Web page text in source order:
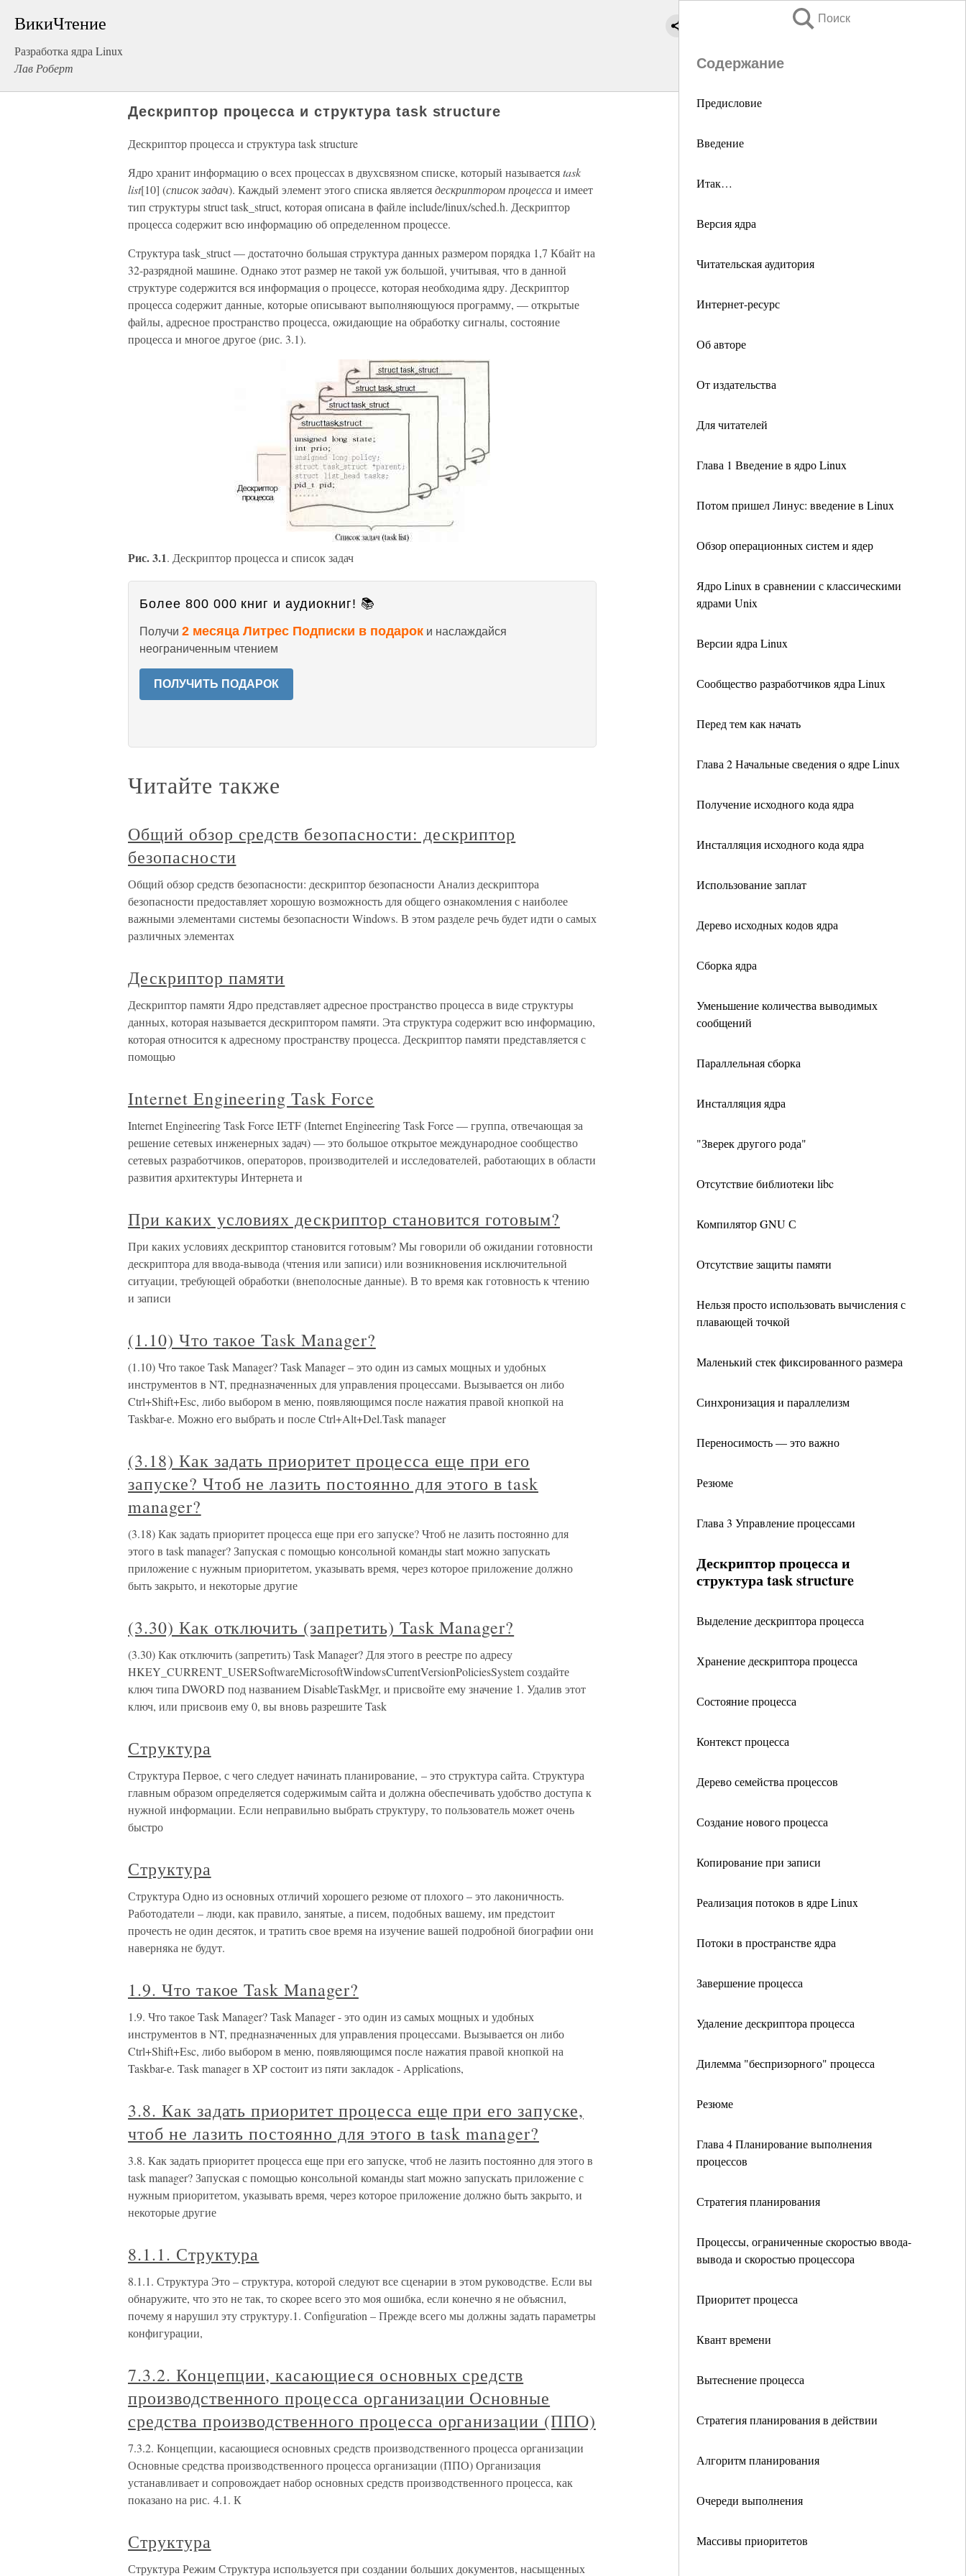
ВикиЧтение
Разработка ядра Linux
Лав Роберт
Поиск
Содержание
Предисловие
Введение
Итак…
Версия ядра
Читательская аудитория
Интернет-ресурс
Об авторе
От издательства
Для читателей
Глава 1 Введение в ядро Linux
Потом пришел Линус: введение в Linux
Обзор операционных систем и ядер
Ядро Linux в сравнении с классическими
ядрами Unix
Версии ядра Linux
Сообщество разработчиков ядра Linux
Перед тем как начать
Глава 2 Начальные сведения о ядре Linux
Получение исходного кода ядра
Инсталляция исходного кода ядра
Использование заплат
Дерево исходных кодов ядра
Сборка ядра
Уменьшение количества выводимых
сообщений
Параллельная сборка
Инсталляция ядра
"Зверек другого рода"
Отсутствие библиотеки libc
Компилятор GNU С
Отсутствие защиты памяти
Нельзя просто использовать вычисления с
плавающей точкой
Маленький стек фиксированного размера
Синхронизация и параллелизм
Переносимость — это важно
Резюме
Глава 3 Управление процессами
Дескриптор процесса и
структура task structure
Выделение дескриптора процесса
Хранение дескриптора процесса
Состояние процесса
Контекст процесса
Дерево семейства процессов
Создание нового процесса
Копирование при записи
Реализация потоков в ядре Linux
Потоки в пространстве ядра
Завершение процесса
Удаление дескриптора процесса
Дилемма "беспризорного" процесса
Резюме
Глава 4 Планирование выполнения
процессов
Стратегия планирования
Процессы, ограниченные скоростью ввода-
вывода и скоростью процессора
Приоритет процесса
Квант времени
Вытеснение процесса
Стратегия планирования в действии
Алгоритм планирования
Очереди выполнения
Массивы приоритетов
Дескриптор процесса и структура task structure
Дескриптор процесса и структура task structure
Ядро хранит информацию о всех процессах в двухсвязном списке, который называетсяtask
list[10] (список задач). Каждый элемент этого списка являетсядескриптором процессаи имеет
тип структуры struct task_struct, которая описана в файле include/linux/sched.h. Дескриптор
процесса содержит всю информацию об определенном процессе.
Структура task_struct — достаточно большая структура данных размером порядка 1,7 Кбайт на
32-разрядной машине. Однако этот размер не такой уж большой, учитывая, что в данной
структуре содержится вся информация о процессе, которая необходима ядру. Дескриптор
процесса содержит данные, которые описывают выполняющуюся программу, — открытые
файлы, адресное пространство процесса, ожидающие на обработку сигналы, состояние
процесса и многое другое (рис. 3.1).
Рис. 3.1. Дескриптор процесса и список задач
Более 800 000 книг и аудиокниг! 📚
Получи 2 месяца Литрес Подписки в подарок и наслаждайся
неограниченным чтением
ПОЛУЧИТЬ ПОДАРОК
Читайте также
Общий обзор средств безопасности: дескриптор
безопасности
Общий обзор средств безопасности: дескриптор безопасности Анализ дескриптора
безопасности предоставляет хорошую возможность для общего ознакомления с наиболее
важными элементами системы безопасности Windows. В этом разделе речь будет идти о самых
различных элементах
Дескриптор памяти
Дескриптор памяти Ядро представляет адресное пространство процесса в виде структуры
данных, которая называется дескриптором памяти. Эта структура содержит всю информацию,
которая относится к адресному пространству процесса. Дескриптор памяти представляется с
помощью
Internet Engineering Task Force
Internet Engineering Task Force IETF (Internet Engineering Task Force — группа, отвечающая за
решение сетевых инженерных задач) — это большое открытое международное сообщество
сетевых разработчиков, операторов, производителей и исследователей, работающих в области
развития архитектуры Интернета и
При каких условиях дескриптор становится готовым?
При каких условиях дескриптор становится готовым? Мы говорили об ожидании готовности
дескриптора для ввода-вывода (чтения или записи) или возникновения исключительной
ситуации, требующей обработки (внеполосные данные). В то время как готовность к чтению
и записи
(1.10) Что такое Task Manager?
(1.10) Что такое Task Manager? Task Manager – это один из самых мощных и удобных
инструментов в NT, предназначенных для управления процессами. Вызывается он либо
Ctrl+Shift+Esc, либо выбором в меню, появляющимся после нажатия правой кнопкой на
Taskbar-е. Можно его выбрать и после Ctrl+Alt+Del.Task manager
(3.18) Как задать пpиоpитет пpоцесса еще пpи его
запyске? Чтоб не лазить постоянно для этого в task
manager?
(3.18) Как задать пpиоpитет пpоцесса еще пpи его запyске? Чтоб не лазить постоянно для
этого в task manager? Запуская с помощью консольной команды start можно запускать
приложение с нужным приоритетом, указывать время, через которое приложение должно
быть закрыто, и некоторые другие
(3.30) Как отключить (запретить) Task Manager?
(3.30) Как отключить (запретить) Task Manager? Для этого в реестре по адресу
HKEY_CURRENT_USERSoftwareMicrosoftWindowsCurrentVersionPoliciesSystem создайте
ключ типа DWORD под названием DisableTaskMgr, и присвойте ему значение 1. Удалив этот
ключ, или присвоив ему 0, вы вновь разрешите Task
Структура
Структура Первое, с чего следует начинать планирование, – это структура сайта. Структура
главным образом определяется содержимым сайта и должна обеспечивать удобство доступа к
нужной информации. Если неправильно выбрать структуру, то пользователь может очень
быстро
Структура
Структура Одно из основных отличий хорошего резюме от плохого – это лаконичность.
Работодатели – люди, как правило, занятые, а писем, подобных вашему, им предстоит
прочесть не один десяток, и тратить свое время на изучение вашей подробной биографии они
наверняка не будут.
1.9. Что такое Task Manager?
1.9. Что такое Task Manager? Task Manager - это один из самых мощных и удобных
инструментов в NT, предназначенных для управления процессами. Вызывается он либо
Ctrl+Shift+Esc, либо выбором в меню, появляющимся после нажатия правой кнопкой на
Taskbar-е. Task manager в XP состоит из пяти закладок - Applications,
3.8. Как задать пpиоpитет процесса еще пpи его запyске,
чтоб не лазить постоянно для этого в task manager?
3.8. Как задать пpиоpитет процесса еще пpи его запyске, чтоб не лазить постоянно для этого в
task manager? Запуская с помощью консольной команды start можно запускать приложение с
нужным приоритетом, указывать время, через которое приложение должно быть закрыто, и
некоторые другие
8.1.1. Структура
8.1.1. Структура Это – структура, которой следуют все сценарии в этом руководстве. Если вы
обнаружите, что это не так, то скорее всего это моя ошибка, если конечно я не объяснил,
почему я нарушил эту структуру.1. Configuration – Прежде всего мы должны задать параметры
конфигурации,
7.3.2. Концепции, касающиеся основных средств
производственного процесса организации Основные
средства производственного процесса организации (ППО)
7.3.2. Концепции, касающиеся основных средств производственного процесса организации
Основные средства производственного процесса организации (ППО) Организация
устанавливает и сопровождает набор основных средств производственного процесса, как
показано на рис. 4.1. К
Структура
Структура Режим Структура используется при создании больших документов, насыщенных